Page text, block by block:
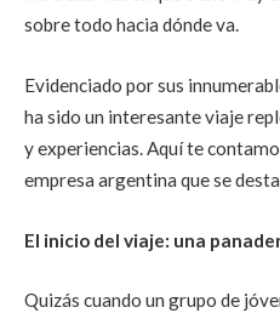
sobre todo hacia dónde va.
Evidenciado por sus
ha sido un interesante viaje
y experiencias. Aquí te
empresa argentina que se
El inicio del viaje: una
Quizás cuando un grupo de